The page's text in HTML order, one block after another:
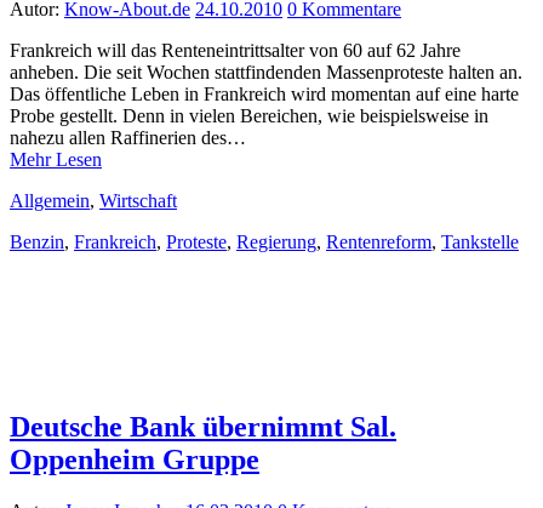
Autor: Know-About.de 24.10.2010 0 Kommentare
Frankreich will das Renteneintrittsalter von 60 auf 62 Jahre
anheben. Die seit Wochen stattfindenden Massenproteste halten an.
Das öffentliche Leben in Frankreich wird momentan auf eine harte
Probe gestellt. Denn in vielen Bereichen, wie beispielsweise in
nahezu allen Raffinerien des…
Mehr Lesen
Allgemein, Wirtschaft
Benzin, Frankreich, Proteste, Regierung, Rentenreform, Tankstelle
Deutsche Bank übernimmt Sal.
Oppenheim Gruppe